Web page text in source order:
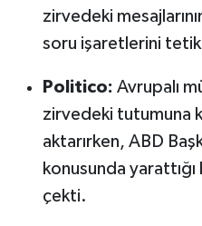
zirvedeki
soru işaretlerini
Politico: Avrupalı
zirvedeki tutumuna
aktarırken, ABD
konusunda
çekti.